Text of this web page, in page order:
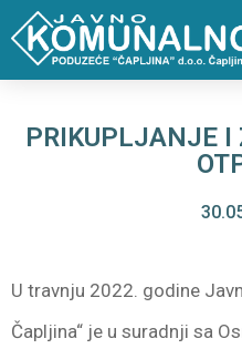
PRIKUPLJANJE I
U travnju 2022. godine
Čapljina“ je u suradnji sa